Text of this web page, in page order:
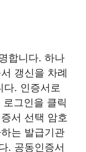
합니다. 하나
갱신을 차례
다. 인증서로
그인을 클릭
서 선택 암호
는 발급기관
. 공동인증서